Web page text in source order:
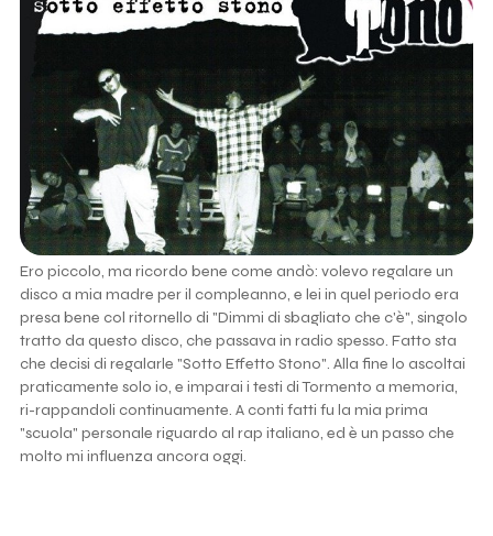
Ero piccolo, ma ricordo bene come andò: volevo regalare un
disco a mia madre per il compleanno, e lei in quel periodo era
presa bene col ritornello di "Dimmi di sbagliato che c'è", singolo
tratto da questo disco, che passava in radio spesso. Fatto sta
che decisi di regalarle "Sotto Effetto Stono". Alla fine lo ascoltai
praticamente solo io, e imparai i testi di Tormento a memoria,
ri-rappandoli continuamente. A conti fatti fu la mia prima
"scuola" personale riguardo al rap italiano, ed è un passo che
molto mi influenza ancora oggi.